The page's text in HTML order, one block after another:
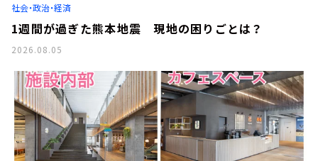
社会・政治・経済
1週間が過ぎた熊本地震 現地の困りごとは？
2026.08.05